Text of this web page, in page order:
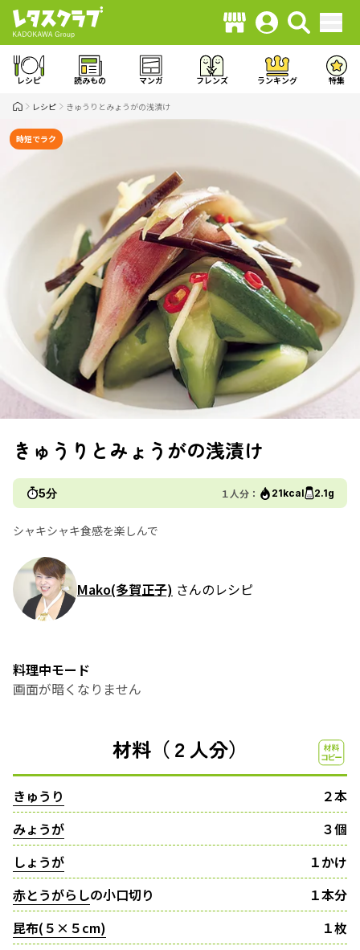
レシピ 読みもの マンガ フレンズ ランキング 特集
レシピ きゅうりとみょうがの浅漬け
時短でラク
きゅうりとみょうがの浅漬け
5分 １人分： 21kcal 2.1g
シャキシャキ食感を楽しんで
Mako(多賀正子) さんのレシピ
料理中モード
画面が暗くなりません
材料（２人分）
きゅうり
２本
みょうが
３個
しょうが
１かけ
赤とうがらしの小口切り
１本分
昆布(５×５cm)
１枚